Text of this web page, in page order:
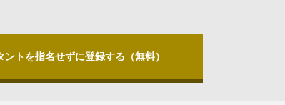
ントを指名せずに登録する（無料）